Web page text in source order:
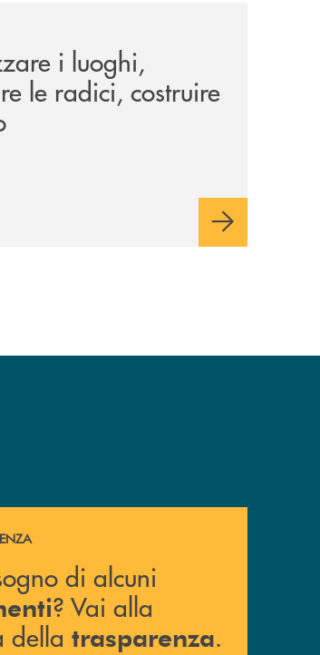
i luoghi,
le radici, costruire
di alcuni documenti ? Vai alla pagina della
di alcuni
? Vai alla
della trasparenza.